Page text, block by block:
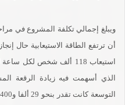
أن ترتفع الطاقة الاستيعابية حال
الذي أسهمت فيه زيادة الرقعة